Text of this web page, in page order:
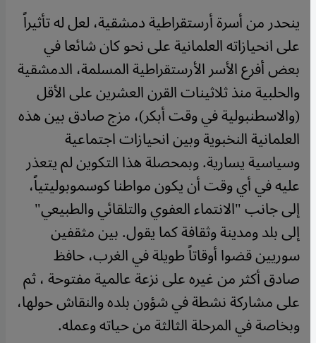
ينحدر من أسرة أرستقراطية دمشقية، لعل له تأثيراً
على انحيازاته العلمانية على نحو كان شائعا في
بعض أفرع الأسر الأرستقراطية المسلمة، الدمشقية
والحلبية منذ ثلاثينات القرن العشرين على الأقل
(والاسطنبولية في وقت أبكر)، مزج صادق بين هذه
العلمانية النخبوية وبين انحيازات اجتماعية
وسياسية يسارية. وبمحصلة هذا التكوين لم يتعذر
عليه في أي وقت أن يكون مواطنا كوسموبوليتياً،
إلى جانب "الانتماء العفوي والتلقائي والطبيعي"
إلى بلد ومدينة وثقافة كما يقول. بين مثقفين
سوريين قضوا أوقاتاً طويلة في الغرب، حافظ
صادق أكثر من غيره على نزعة عالمية مفتوحة ، ثم
على مشاركة نشطة في شؤون بلده والنقاش حولها،
وبخاصة في المرحلة الثالثة من حياته وعمله.